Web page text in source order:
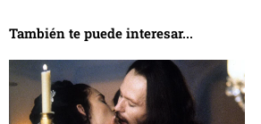
También te puede interesar...